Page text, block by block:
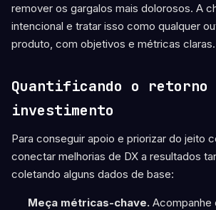
remover os gargalos mais dolorosos. A
intencional e tratar isso como qualquer
produto, com objetivos e métricas claras.
Quantificando o retorno
investimento
Para conseguir apoio e priorizar do jeito
conectar melhorias de DX a resultados
coletando alguns dados de base:
Meça métricas-chave.Acompanhe